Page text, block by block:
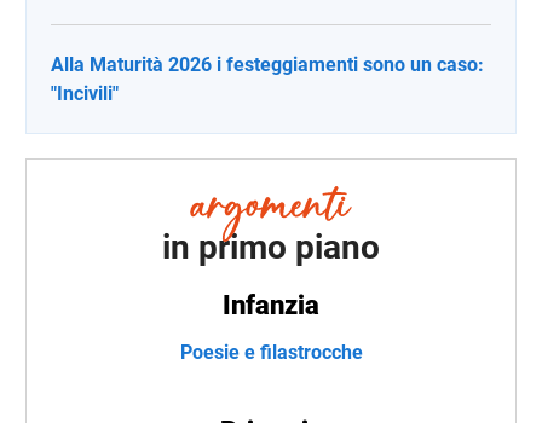
Alla Maturità 2026 i festeggiamenti sono un caso:
"Incivili"
in primo piano
Infanzia
Poesie e filastrocche